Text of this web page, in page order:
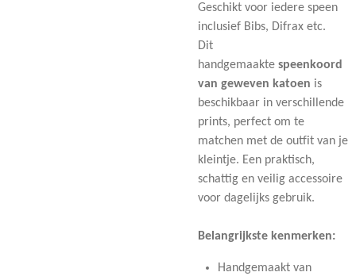
Geschikt voor iedere speen
inclusief Bibs, Difrax etc.
Dit
handgemaakte speenkoord
van geweven katoen is
beschikbaar in verschillende
prints, perfect om te
matchen met de outfit van je
kleintje. Een praktisch,
schattig en veilig accessoire
voor dagelijks gebruik.
Belangrijkste kenmerken:
Handgemaakt van